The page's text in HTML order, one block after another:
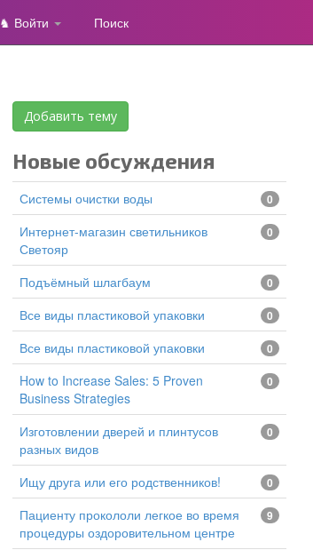
♞ Войти Поиск
Добавить тему
Новые обсуждения
Системы очистки воды 0
Интернет-магазин светильников
Светояр
0
подъёмный шлагбаум 0
все виды пластиковой упаковки 0
все виды пластиковой упаковки 0
How to Increase Sales: 5 Proven
Business Strategies
0
изготовлении дверей и плинтусов
разных видов
0
Ищу друга или его родственников! 0
Пациенту прокололи легкое во время
процедуры оздоровительном центре
9